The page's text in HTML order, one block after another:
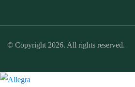
© Copyright 2026. All rights reserved.